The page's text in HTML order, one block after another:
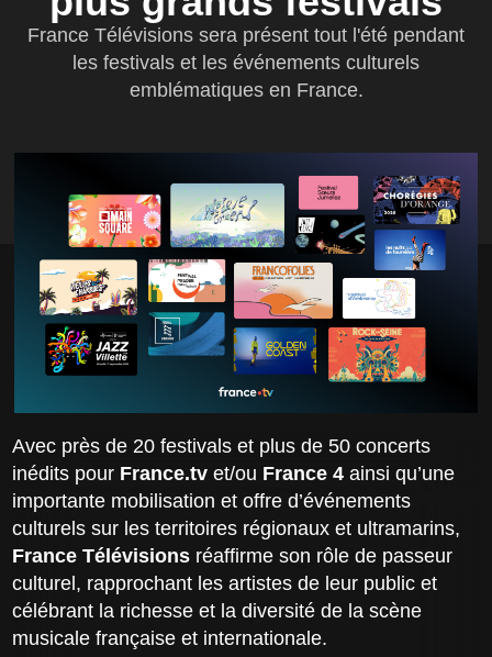
France Télévisions sera présent tout l'été pendant
les festivals et les événements culturels
emblématiques en France.
Avec près de 20 festivals et plus de 50 concerts
inédits pour France.tv et/ou France 4 ainsi qu’une
importante mobilisation et offre d’événements
culturels sur les territoires régionaux et ultramarins,
France Télévisions réaffirme son rôle de passeur
culturel, rapprochant les artistes de leur public et
célébrant la richesse et la diversité de la scène
musicale française et internationale.